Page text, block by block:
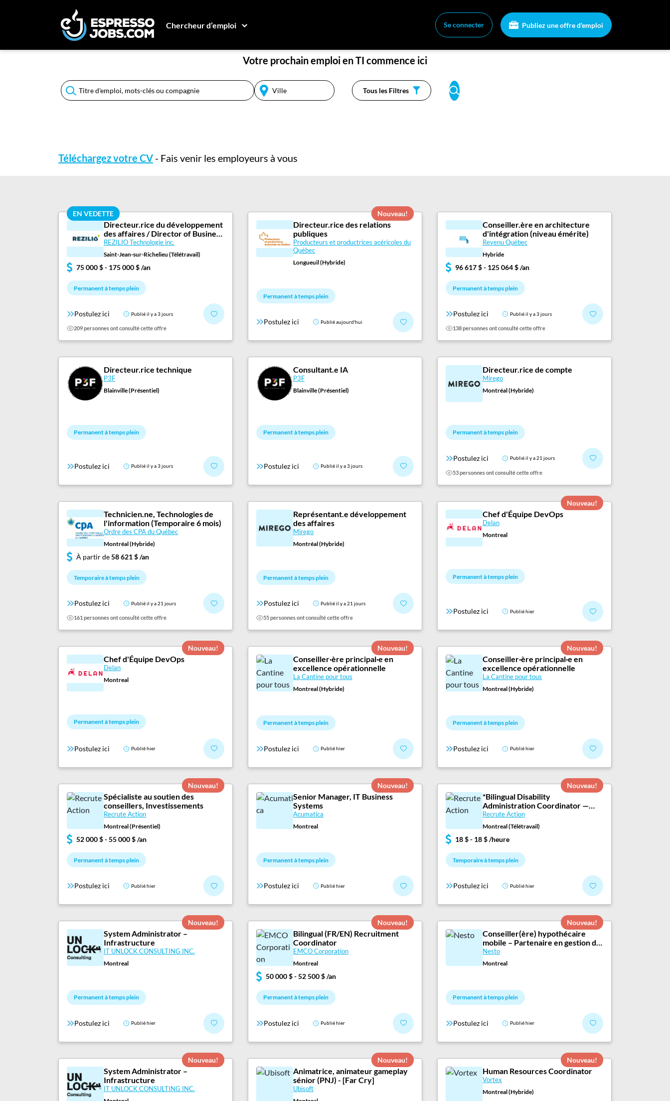
Chercheur d’emploi Se connecter Publiez une offre d'emploi
Emplois
Ma boîte à outils
Employeurs
Publiez une offre d'emploi
Votre prochain emploi en TI commence ici
Tous les Filtres
Téléchargez votre CV - Fais venir les employeurs à vous
EN VEDETTE
Directeur.rice du développement
des affaires / Director of Business
Development
REZILIO Technologie inc.
Saint-Jean-sur-Richelieu (Télétravail)
75 000 $ - 175 000 $ /an
Permanent à temps plein
Postulez ici Publié il y a 3 jours
209 personnes ont consulté cette offre
Nouveau!
Directeur.rice des relations
publiques
Producteurs et productrices acéricoles du
Québec
Longueuil (Hybride)
Permanent à temps plein
Postulez ici Publié aujourd'hui
Conseiller.ère en architecture
d'intégration (niveau émérite)
Revenu Québec
Hybride
96 617 $ - 125 064 $ /an
Permanent à temps plein
Postulez ici Publié il y a 3 jours
138 personnes ont consulté cette offre
Directeur.rice technique
P3F
Blainville (Présentiel)
Permanent à temps plein
Postulez ici Publié il y a 3 jours
Consultant.e IA
P3F
Blainville (Présentiel)
Permanent à temps plein
Postulez ici Publié il y a 3 jours
Directeur.rice de compte
Mirego
Montréal (Hybride)
Permanent à temps plein
Postulez ici Publié il y a 21 jours
53 personnes ont consulté cette offre
Technicien.ne, Technologies de
l'information (Temporaire 6 mois)
Ordre des CPA du Québec
Montréal (Hybride)
À partir de58 621 $ /an
Temporaire à temps plein
Postulez ici Publié il y a 21 jours
161 personnes ont consulté cette offre
Représentant.e développement
des affaires
Mirego
Montréal (Hybride)
Permanent à temps plein
Postulez ici Publié il y a 21 jours
55 personnes ont consulté cette offre
Nouveau!
Chef d'Équipe DevOps
Delan
Montreal
Permanent à temps plein
Postulez ici Publié hier
Nouveau!
Chef d'Équipe DevOps
Delan
Montreal
Permanent à temps plein
Postulez ici Publié hier
Nouveau!
Conseiller·ère principal·e en
excellence opérationnelle
La Cantine pour tous
Montreal (Hybride)
Permanent à temps plein
Postulez ici Publié hier
Nouveau!
Conseiller·ère principal·e en
excellence opérationnelle
La Cantine pour tous
Montreal (Hybride)
Permanent à temps plein
Postulez ici Publié hier
Nouveau!
Spécialiste au soutien des
conseillers, Investissements
Recrute Action
Montreal (Présentiel)
52 000 $ - 55 000 $ /an
Permanent à temps plein
Postulez ici Publié hier
Nouveau!
Senior Manager, IT Business
Systems
Acumatica
Montreal
Permanent à temps plein
Postulez ici Publié hier
Nouveau!
*Bilingual Disability
Administration Coordinator —
100% Remote
Recrute Action
Montreal (Télétravail)
18 $ - 18 $ /heure
Temporaire à temps plein
Postulez ici Publié hier
Nouveau!
System Administrator –
Infrastructure
IT UNLOCK CONSULTING INC.
Montreal
Permanent à temps plein
Postulez ici Publié hier
Nouveau!
Bilingual (FR/EN) Recruitment
Coordinator
EMCO Corporation
Montreal
50 000 $ - 52 500 $ /an
Permanent à temps plein
Postulez ici Publié hier
Nouveau!
Conseiller(ère) hypothécaire
mobile – Partenaire en gestion de
patrimoine
Nesto
Montreal
Permanent à temps plein
Postulez ici Publié hier
Nouveau!
System Administrator –
Infrastructure
IT UNLOCK CONSULTING INC.
Nouveau!
Animatrice, animateur gameplay
sénior (PNJ) - [Far Cry]
Ubisoft
Nouveau!
Human Resources Coordinator
Vortex
Montreal (Hybride)